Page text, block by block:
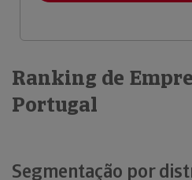
Ranking de
Portugal
Segmentação por